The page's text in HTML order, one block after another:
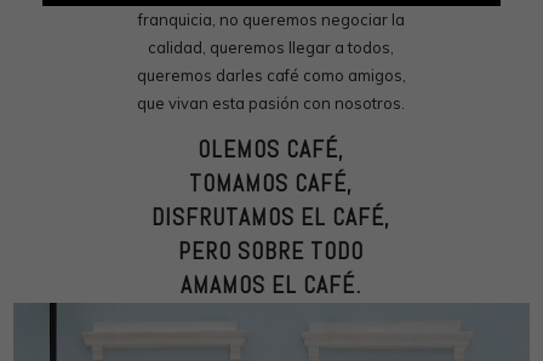
franquicia, no queremos negociar la
calidad, queremos llegar a todos,
queremos darles café como amigos,
que vivan esta pasión con nosotros.
OLEMOS CAFÉ,
TOMAMOS CAFÉ,
DISFRUTAMOS EL CAFÉ,
PERO SOBRE TODO
AMAMOS EL CAFÉ.